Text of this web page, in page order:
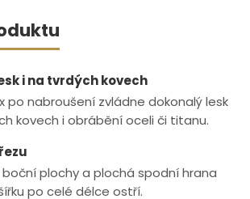
i na tvrdých kovech
po nabroušení zvládne dokonalý lesk
kovech i obrábění oceli či titanu.
plochy a plochá spodní hrana
po celé délce ostří.